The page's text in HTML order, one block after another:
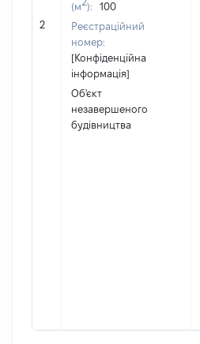
2
(м ):
100
Реєстраційний
номер:
[Конфіденційна
інформація]
Об'єкт
незавершеного
будівництва